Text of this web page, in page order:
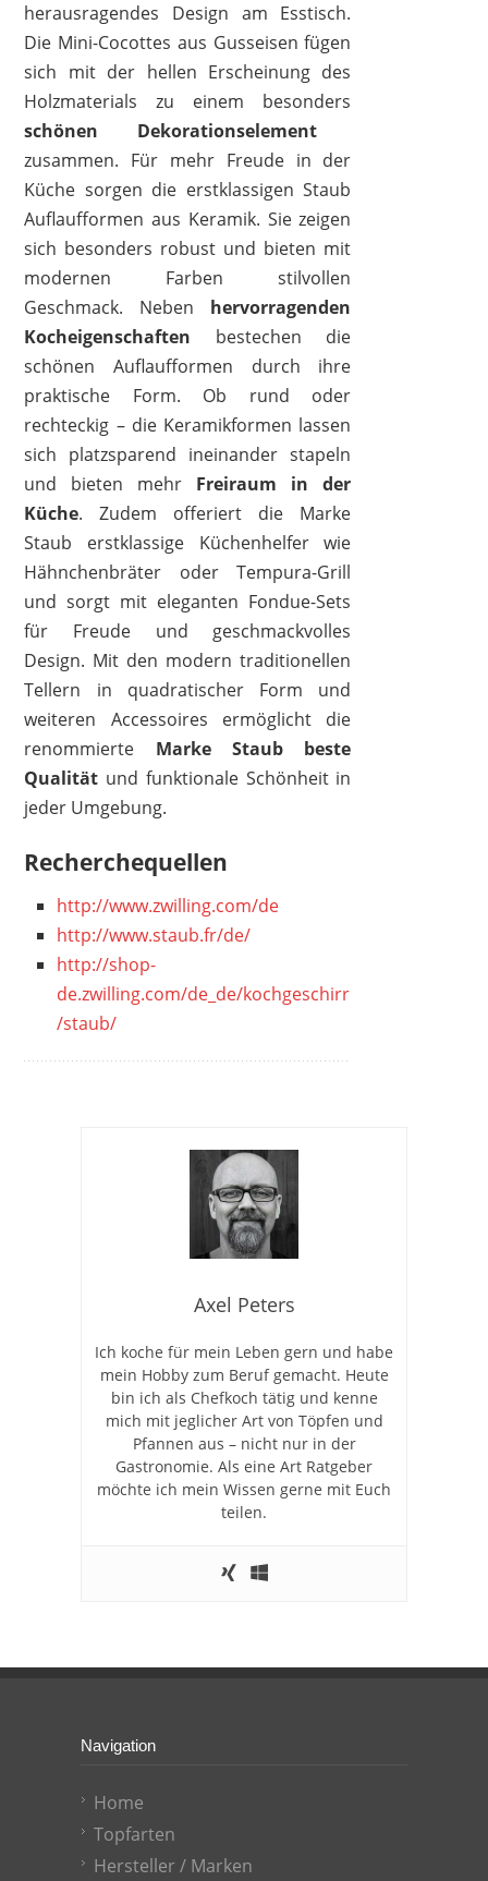
herausragendes Design am Esstisch.
Die Mini-Cocottes aus Gusseisen fügen
sich mit der hellen Erscheinung des
Holzmaterials zu einem besonders
schönen Dekorationselement
zusammen. Für mehr Freude in der
Küche sorgen die erstklassigen Staub
Auflaufformen aus Keramik. Sie zeigen
sich besonders robust und bieten mit
modernen Farben stilvollen
Geschmack. Neben hervorragenden
Kocheigenschaften bestechen die
schönen Auflaufformen durch ihre
praktische Form. Ob rund oder
rechteckig – die Keramikformen lassen
sich platzsparend ineinander stapeln
und bieten mehr Freiraum in der
Küche. Zudem offeriert die Marke
Staub erstklassige Küchenhelfer wie
Hähnchenbräter oder Tempura-Grill
und sorgt mit eleganten Fondue-Sets
für Freude und geschmackvolles
Design. Mit den modern traditionellen
Tellern in quadratischer Form und
weiteren Accessoires ermöglicht die
renommierte Marke Staub beste
Qualität und funktionale Schönheit in
jeder Umgebung.
Recherchequellen
http://www.zwilling.com/de
http://www.staub.fr/de/
http://shop-
de.zwilling.com/de_de/kochgeschirr
/staub/
Axel Peters
Ich koche für mein Leben gern und habe
mein Hobby zum Beruf gemacht. Heute
bin ich als Chefkoch tätig und kenne
mich mit jeglicher Art von Töpfen und
Pfannen aus – nicht nur in der
Gastronomie. Als eine Art Ratgeber
möchte ich mein Wissen gerne mit Euch
teilen.
Navigation
Home
Topfarten
Hersteller / Marken